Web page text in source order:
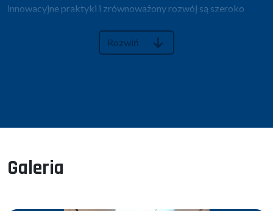
innowacyjne praktyki i zrównoważony rozwój są szeroko
: Warka, Polska
Browar w Warce stawia na innowacje i efektywność,
takich jak Grafana do analizy danych w czasie
rzeczywistym oraz Power BI
Rozwiń
Galeria